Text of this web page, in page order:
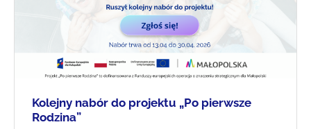
Kolejny nabór do projektu „Po pierwsze
Rodzina”